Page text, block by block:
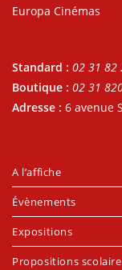
Europa Cinémas
Standard : 02 31 82
Boutique : 02 31
Adresse : 6 avenue
A l’affiche
Évènements
Expositions
Propositions